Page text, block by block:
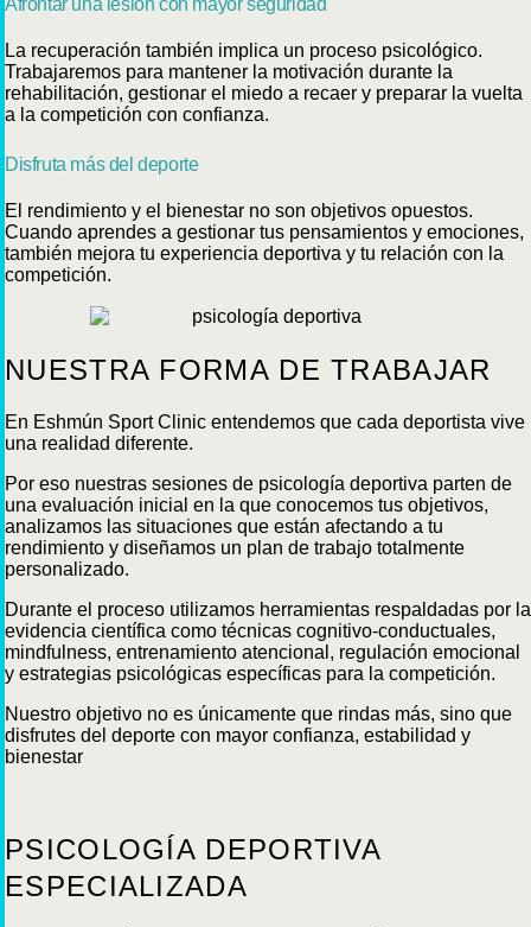
Afrontar una lesión con mayor seguridad
La recuperación también implica un proceso psicológico.
Trabajaremos para mantener la motivación durante la
rehabilitación, gestionar el miedo a recaer y preparar la vuelta
a la competición con confianza.
Disfruta más del deporte
El rendimiento y el bienestar no son objetivos opuestos.
Cuando aprendes a gestionar tus pensamientos y emociones,
también mejora tu experiencia deportiva y tu relación con la
competición.
NUESTRA FORMA DE TRABAJAR
En Eshmún Sport Clinic entendemos que cada deportista vive
una realidad diferente.
Por eso nuestras sesiones de psicología deportiva parten de
una evaluación inicial en la que conocemos tus objetivos,
analizamos las situaciones que están afectando a tu
rendimiento y diseñamos un plan de trabajo totalmente
personalizado.
Durante el proceso utilizamos herramientas respaldadas por la
evidencia científica como técnicas cognitivo-conductuales,
mindfulness, entrenamiento atencional, regulación emocional
y estrategias psicológicas específicas para la competición.
Nuestro objetivo no es únicamente que rindas más, sino que
disfrutes del deporte con mayor confianza, estabilidad y
bienestar
PSICOLOGÍA DEPORTIVA
ESPECIALIZADA